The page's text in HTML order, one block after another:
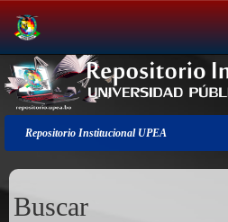
Salir
de
la
navegación
Repositorio Institucional UPEA
Buscar